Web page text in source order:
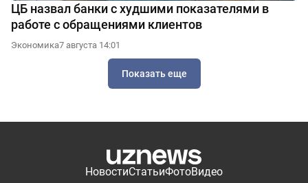
ЦБ назвал банки с худшими показателями в
работе с обращениями клиентов
Экономика7 августа 14:01
Показать еще
НовостиСтатьиФотоВидео